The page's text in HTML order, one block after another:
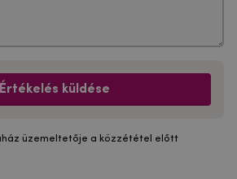
Értékelés küldése
üzemeltetője a közzététel előtt